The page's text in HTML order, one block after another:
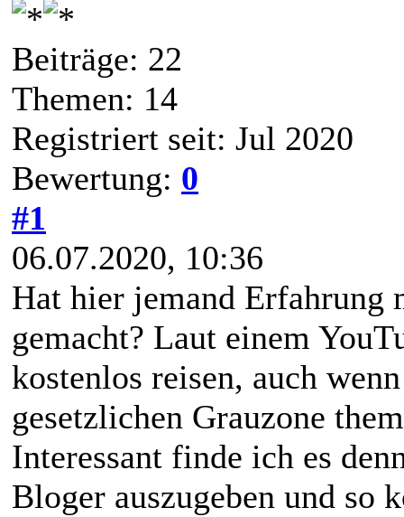
Beiträge: 22
Themen: 14
Registriert seit: Jul 2020
Bewertung: 0
#1
06.07.2020, 10:36
Hat hier jemand Erfahrung
gemacht? Laut einem
kostenlos reisen, auch
gesetzlichen Grauzone
Interessant finde ich es
Bloger auszugeben und so